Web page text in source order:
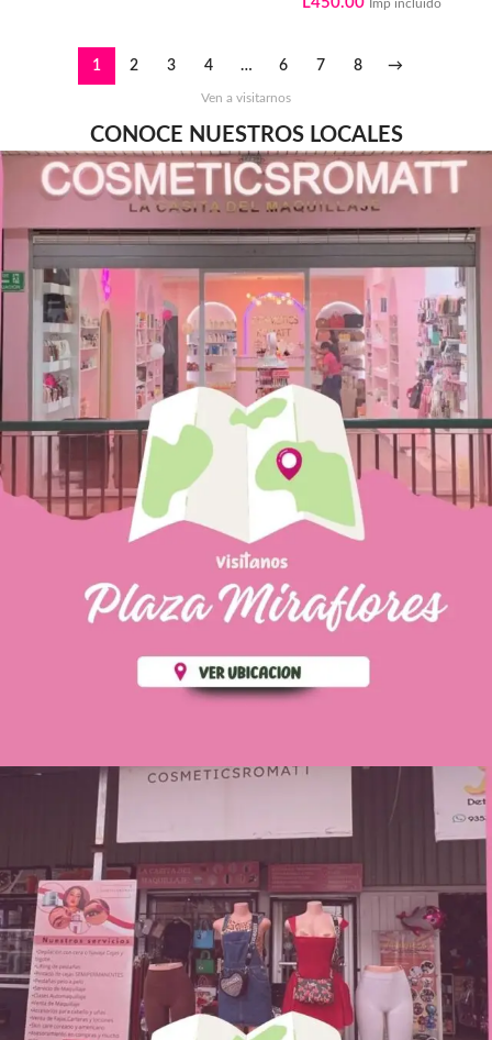
Imp incluido
1 2 3 4 … 6 7 8 →
Ven a visitarnos
CONOCE NUESTROS LOCALES